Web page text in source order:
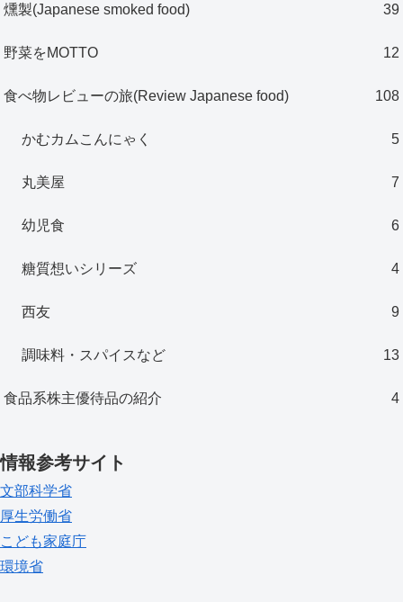
燻製(Japanese smoked food) 39
野菜をMOTTO 12
食べ物レビューの旅(Review Japanese food) 108
かむカムこんにゃく 5
丸美屋 7
幼児食 6
糖質想いシリーズ 4
西友 9
調味料・スパイスなど 13
食品系株主優待品の紹介 4
情報参考サイト
文部科学省
厚生労働省
こども家庭庁
環境省